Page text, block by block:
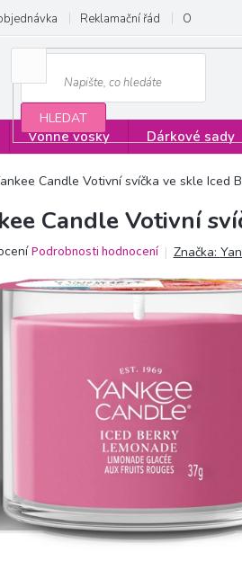
Reklamační řád Obchodní
HLEDAT
Vonné vosky Dárkové sady
Candle Votivní svíčka ve skle Iced
Candle Votivní
Podrobnosti hodnocení Značka: